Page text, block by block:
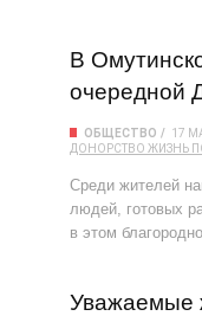
В
очередной
ОБЩЕСТВО
17
ДОНОРСТВО ЖИЗНЬ
Среди жителей
людей, готовых
в этом
Уважаемые